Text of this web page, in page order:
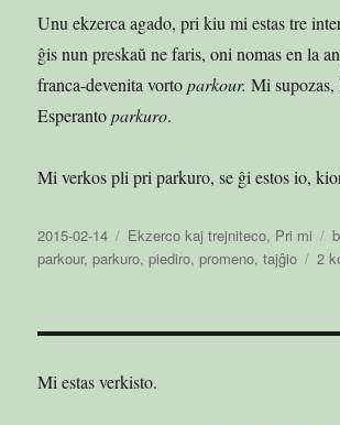
Unu ekzerca agado, pri kiu mi estas tre
ĝis nun preskaŭ ne faris, oni nomas en la
franca-devenita vortoparkour. Mi supozas,
Esperantoparkuro.
Mi verkos pli pri parkuro, se ĝi estos io,
Publikigita
en
2015-02-14 Kategorioj
Ekzerco kaj trejniteco, Pri mi
parkour,parkuro,piediro,promeno,tajĝio 2
Mi estas verkisto.